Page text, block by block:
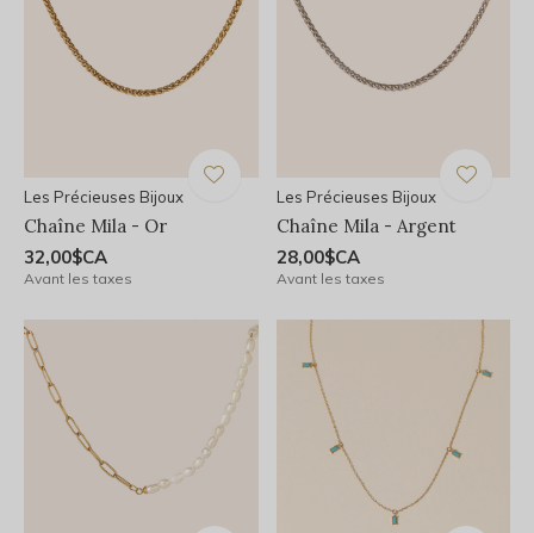
Les Précieuses Bijoux
Chaîne Mila - Or
32,00$CA
Avant les taxes
Les Précieuses Bijoux
Chaîne Mila - Argent
28,00$CA
Avant les taxes